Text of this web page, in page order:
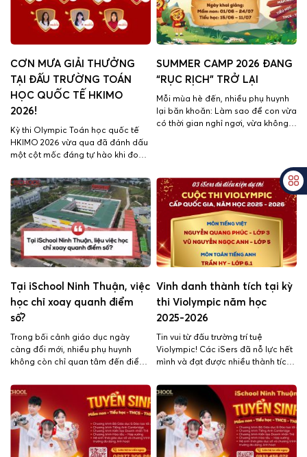
CƠN MƯA GIẢI THƯỞNG
TẠI ĐẤU TRƯỜNG TOÁN
HỌC QUỐC TẾ HKIMO
2026!
Kỳ thi Olympic Toán học quốc tế
HKIMO 2026 vừa qua đã đánh dấu
một cột mốc đáng tự hào khi đoàn
sắc mang về 07 giải thưởng lớn tại
Vòng Quốc gia. Tiếp nối truyền
thống hiếu học và tinh thần không
ngừng thử thách bản thân, các […]
SUMMER CAMP 2026 ĐANG
“RỤC RỊCH” TRỞ LẠI
Mỗi mùa hè đến, nhiều phụ huynh
lại băn khoăn: Làm sao để con vừa
có thời gian nghỉ ngơi, vừa không
2026 đang chính thức khởi động –
nơi các iSers Mầm non và Tiểu […]
Tại iSchool Ninh Thuận, việc
học chỉ xoay quanh điểm
số?
Trong bối cảnh giáo dục ngày
càng đổi mới, nhiều phụ huynh
không còn chỉ quan tâm đến điểm
có phát triển toàn diện hay không.
Một đứa trẻ đạt thành tích cao
nhưng thiếu tự tin, thiếu kỹ năng
giao tiếp hay khả năng thích nghi
[…]
Vinh danh thành tích tại kỳ
thi Violympic năm học
2025-2026
Tin vui từ đấu trường trí tuệ
Violympic! Các iSers đã nỗ lực hết
mình và đạt được nhiều thành tích
trường và cấp Tỉnh/Thành phố. Đây
là minh chứng cho tinh thần học
tập chăm chỉ, bản lĩnh và niềm
đam mê chinh phục tri thức […]